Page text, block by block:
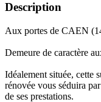
Description
Aux portes de CAEN
Demeure de caractère
Idéalement située, cette
rénovée vous séduira
de ses prestations.